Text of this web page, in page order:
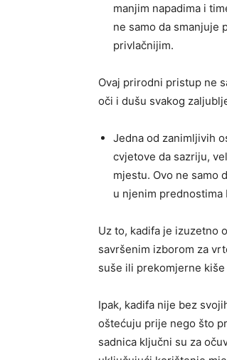
manjim napadima i
ne samo da smanjuje
privlačnijim.
Ovaj prirodni pristup ne
oči i dušu svakog
Jedna od zanimljivih
cvjetove da sazriju,
mjestu. Ovo ne samo
u njenim prednostima
Uz to, kadifa je izuzetno
savršenim izborom za
suše ili prekomjerne
Ipak, kadifa nije bez
oštećuju prije nego što
sadnica ključni su za